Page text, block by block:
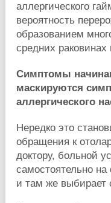
аллергического
вероятность
образованием
средних раковинах
Симптомы
маскируются
аллергического
Нередко это
обращения к
доктору, больной
самостоятельно
и там же выбирает